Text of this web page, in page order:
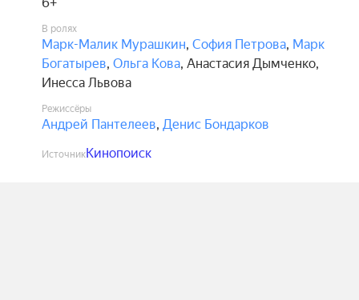
В ролях
Марк-Малик Мурашкин, София Петрова, Марк
Богатырев, Ольга Кова, Анастасия Дымченко,
Инесса Львова
Режиссёры
Андрей Пантелеев, Денис Бондарков
ИсточникКинопоиск